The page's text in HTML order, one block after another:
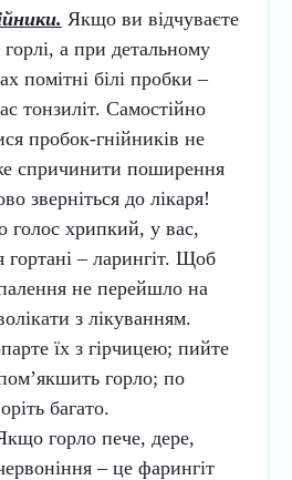
Якщо ви відчуваєте
а при детальному
помітні білі пробки –
тонзиліт. Самостійно
пробок-гнійників не
спричинити поширення
зверніться до лікаря!
голос хрипкий, у вас,
гортані – ларингіт. Щоб
не перейшло на
з лікуванням.
їх з гірчицею; пийте
горло; по
багато.
горло пече, дере,
– це фарингіт